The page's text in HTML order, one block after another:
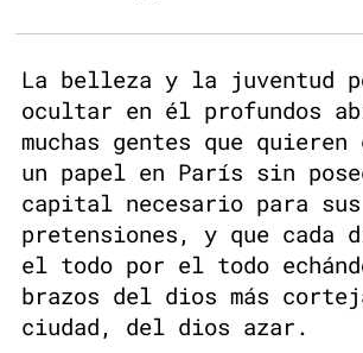
La belleza y la juventud
ocultar en él profundos
muchas gentes que quieren
un papel en París sin
capital necesario para sus
pretensiones, y que cada
el todo por el todo
brazos del dios más
ciudad, del dios azar.